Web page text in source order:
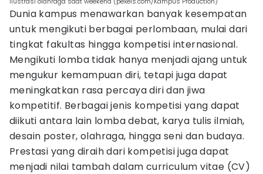
Dunia kampus menawarkan banyak kesempatan
untuk mengikuti berbagai perlombaan, mulai dari
tingkat fakultas hingga kompetisi internasional.
Mengikuti lomba tidak hanya menjadi ajang untuk
mengukur kemampuan diri, tetapi juga dapat
meningkatkan rasa percaya diri dan jiwa
kompetitif. Berbagai jenis kompetisi yang dapat
diikuti antara lain lomba debat, karya tulis ilmiah,
desain poster, olahraga, hingga seni dan budaya.
Prestasi yang diraih dari kompetisi juga dapat
menjadi nilai tambah dalam curriculum vitae (CV)